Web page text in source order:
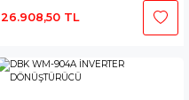
26.908,50 TL